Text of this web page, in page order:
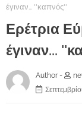
έγιναν... ''καπνός''
Ερέτρια
έγιναν...
Author -